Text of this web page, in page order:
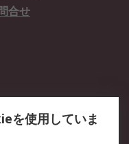
合せ
を使用していま